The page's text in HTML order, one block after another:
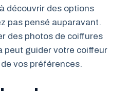
découvrir des options
pas pensé auparavant.
des photos de coiffures
peut guider votre coiffeur
vos préférences.